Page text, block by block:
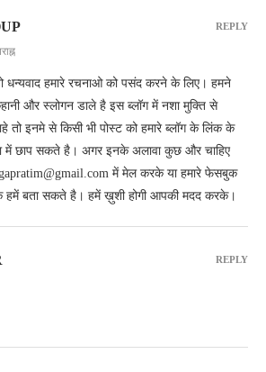
धन्यवाद हमारे रचनाओ को पसंद करने के लिए। हमने
और स्लोगन डाले है इस ब्लॉग में नशा मुक्ति से
तो इनमे से किसी भी पोस्ट को हमारे ब्लॉग के लिंक के
में छाप सकते है। अगर इनके अलावा कुछ और चाहिए
में मेल करके या हमारे फेसबुक
बता सकते है। हमें ख़ुशी होगी आपकी मदद करके।
REPLY
REPLY